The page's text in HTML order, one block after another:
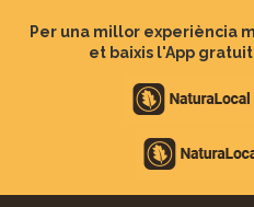
Per una millor experiència
et baixis l'App